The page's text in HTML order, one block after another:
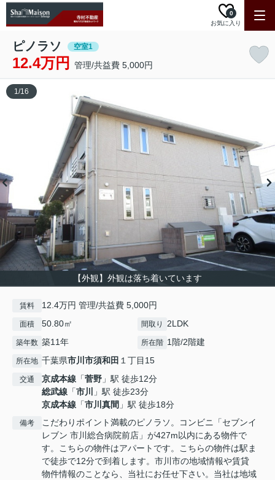
お気に入り
0
ピノラソ 空室1
12.4万円 管理/共益費 5,000円
【外観】外観は落ち着いています
1/16
賃料 12.4万円 管理/共益費 5,000円
面積 50.80㎡ 間取り 2LDK
築年数 築11年 所在階 1階/2階建
所在地 千葉県市川市須和田 １丁目15
交通 京成本線 「菅野 」駅 徒歩12分
総武線 「市川
」駅 徒歩23分
京成本線 「市川真間 」駅 徒歩18分
備考
こだわりポイント満載のピノラソ。コンビニ「セブンイ
レブン 市川総合病院前店」が427m以内にある物件で
す。こちらの物件はアパートです。こちらの物件は駅ま
で徒歩で12分で到着します。市川市の地域情報や賃貸
物件情報のことなら、当社にお任せ下さい。当社は地域